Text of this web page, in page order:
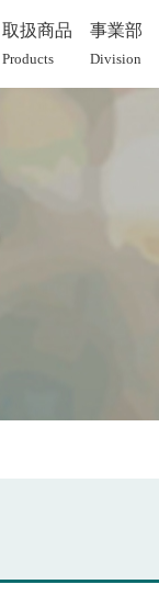
取扱商品
Products
事業部
Division